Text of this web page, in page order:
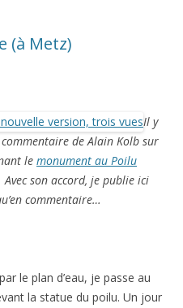
(à Metz)
Il y
de Alain Kolb sur
le monument au Poilu
Avec son accord, je publie ici
commentaire…
le plan d’eau, je passe au
la statue du poilu. Un jour